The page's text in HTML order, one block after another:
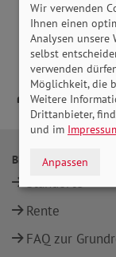
BERATUNG
Standorte
Rente
FAQ zur
Wir verwenden
Ihnen einen
Analysen unsere
selbst
verwenden
Möglichkeit, die
Weitere
Drittanbieter,
und im
Anpassen